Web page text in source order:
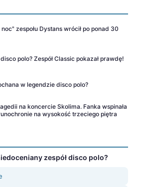
noc" zespołu Dystans wrócił po ponad 30
polo? Zespół Classic pokazał prawdę!
w legendzie disco polo?
na koncercie Skolima. Fanka wspinała
na wysokość trzeciego piętra
zespół disco polo?